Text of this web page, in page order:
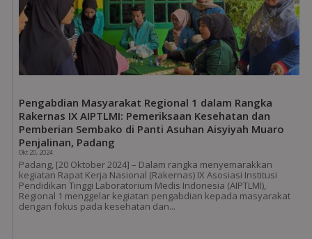
Pengabdian Masyarakat Regional 1 dalam Rangka
Rakernas IX AIPTLMI: Pemeriksaan Kesehatan dan
Pemberian Sembako di Panti Asuhan Aisyiyah Muaro
Penjalinan, Padang
Okt 20, 2024
Padang, [20 Oktober 2024] – Dalam rangka menyemarakkan
kegiatan Rapat Kerja Nasional (Rakernas) IX Asosiasi Institusi
Pendidikan Tinggi Laboratorium Medis Indonesia (AIPTLMI),
Regional 1 menggelar kegiatan pengabdian kepada masyarakat
dengan fokus pada kesehatan dan...